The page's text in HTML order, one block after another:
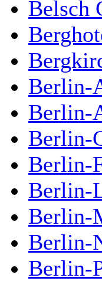
Belsch
Berlin-
Berlin-
Berlin-
Berlin-
Berlin-
Berlin-
Berlin-
Berlin-